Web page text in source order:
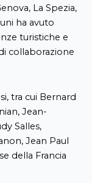
La Spezia,
ha avuto
turistiche e
collaborazione
tra cui Bernard
Jean-
Salles,
Jean Paul
della Francia